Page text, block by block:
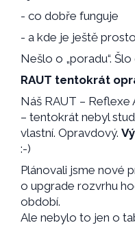
- co dobře funguje
- a kde je ještě
Nešlo o „poradu“.
RAUT tentokrát
Náš RAUT –
– tentokrát nebyl
vlastní. Opravdový.
:-)
Plánovali jsme nové
o upgrade rozvrhu
období.
Ale nebylo to jen o